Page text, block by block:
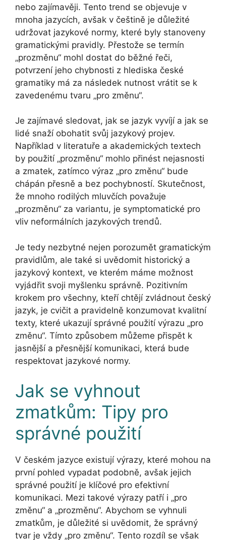
nebo zajímavěji. Tento trend se objevuje v
mnoha jazycích, avšak v češtině je důležité
udržovat jazykové normy, které byly stanoveny
gramatickými pravidly. Přestože se termín
„prozměnu“ mohl dostat do běžné řeči,
potvrzení jeho chybnosti z hlediska české
gramatiky má za následek nutnost vrátit se k
zavedenému tvaru „pro změnu“.
Je zajímavé sledovat, jak se jazyk vyvíjí a jak se
lidé snaží obohatit svůj jazykový projev.
Například v literatuře a akademických textech
by použití „prozměnu“ mohlo přinést nejasnosti
a zmatek, zatímco výraz „pro změnu“ bude
chápán přesně a bez pochybností. Skutečnost,
že mnoho rodilých mluvčích považuje
„prozměnu“ za variantu, je symptomatické pro
vliv neformálních jazykových trendů.
Je tedy nezbytné nejen porozumět gramatickým
pravidlům, ale také si uvědomit historický a
jazykový kontext, ve kterém máme možnost
vyjádřit svoji myšlenku správně. Pozitivním
krokem pro všechny, kteří chtějí zvládnout český
jazyk, je cvičit a pravidelně konzumovat kvalitní
texty, které ukazují správné použití výrazu „pro
změnu“. Tímto způsobem můžeme přispět k
jasnější a přesnější komunikaci, která bude
respektovat jazykové normy.
Jak se vyhnout
zmatkům: Tipy pro
správné použití
V českém jazyce existují výrazy, které mohou na
první pohled vypadat podobně, avšak jejich
správné použití je klíčové pro efektivní
komunikaci. Mezi takové výrazy patří i „pro
změnu“ a „prozměnu“. Abychom se vyhnuli
zmatkům, je důležité si uvědomit, že správný
tvar je vždy „pro změnu“. Tento rozdíl se však